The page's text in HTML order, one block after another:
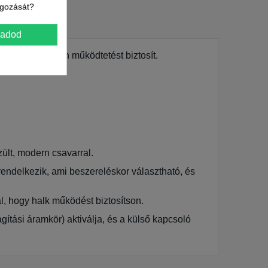
hangtalan működtetést biztosít.
modern csavarral.
ami beszereléskor választható, és
hogy halk működést biztosítson.
áramkör) aktiválja, és a külső kapcsoló